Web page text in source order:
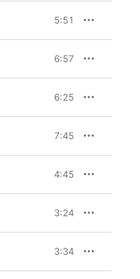
5:51
6:57
6:25
7:45
4:45
3:24
3:34